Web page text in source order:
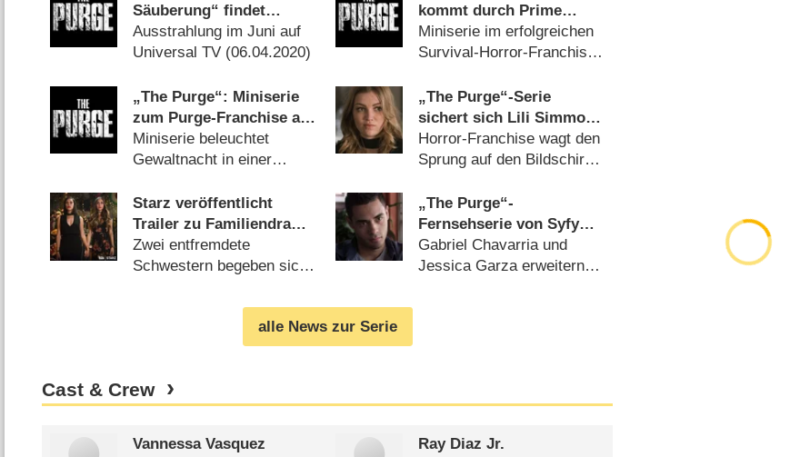
Säuberung“ findet
deutsche Pay-TV-Heimat
Ausstrahlung im Juni auf
Universal TV (06.04.2020)
kommt durch Prime
Video nach Deutschland
Miniserie im erfolgreichen
Survival-Horror-Franchise
„The Purge“: Miniserie
zum Purge-Franchise ab
September bei USA
Network
Miniserie beleuchtet
Gewaltnacht in einer
„The Purge“-Serie
sichert sich Lili Simmons
(„Banshee“) und Lee
Tergesen („Oz“)
Horror-Franchise wagt den
Sprung auf den Bildschirm
Starz veröffentlicht
Trailer zu Familiendrama
„Vida“
Zwei entfremdete
Schwestern begeben sich
08.03.2018)
„The Purge“-
Fernsehserie von Syfy
findet Hauptdarsteller
Gabriel Chavarria und
Jessica Garza erweitern
alle News zur Serie
Cast & Crew
Vannessa Vasquez
Ray Diaz Jr.